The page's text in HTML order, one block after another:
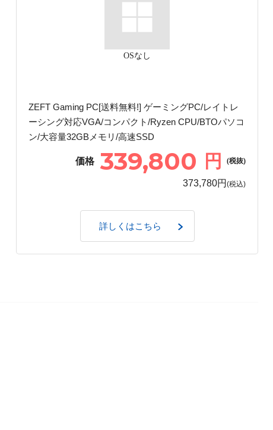
OSなし
ZEFT Gaming PC[送料無料!] ゲーミングPC/レイトレ
ーシング対応VGA/コンパクト/Ryzen CPU/BTOパソコ
ン/大容量32GBメモリ/高速SSD
価格 339,800 円 (税抜)
373,780円 (税込)
詳しくはこちら